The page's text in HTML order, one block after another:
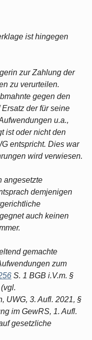
ist hingegen
zur Zahlung der
zu verurteilen.
gegen den
der für seine
u.a.,
ist oder nicht den
entspricht. Dies war
wird verwiesen.
angesetzte
demjenigen
auch keinen
gemachte
zum
S. 1 BGB i.V.m. §
UWG, 3. Aufl. 2021, §
im GewRS, 1. Aufl.
gesetzliche